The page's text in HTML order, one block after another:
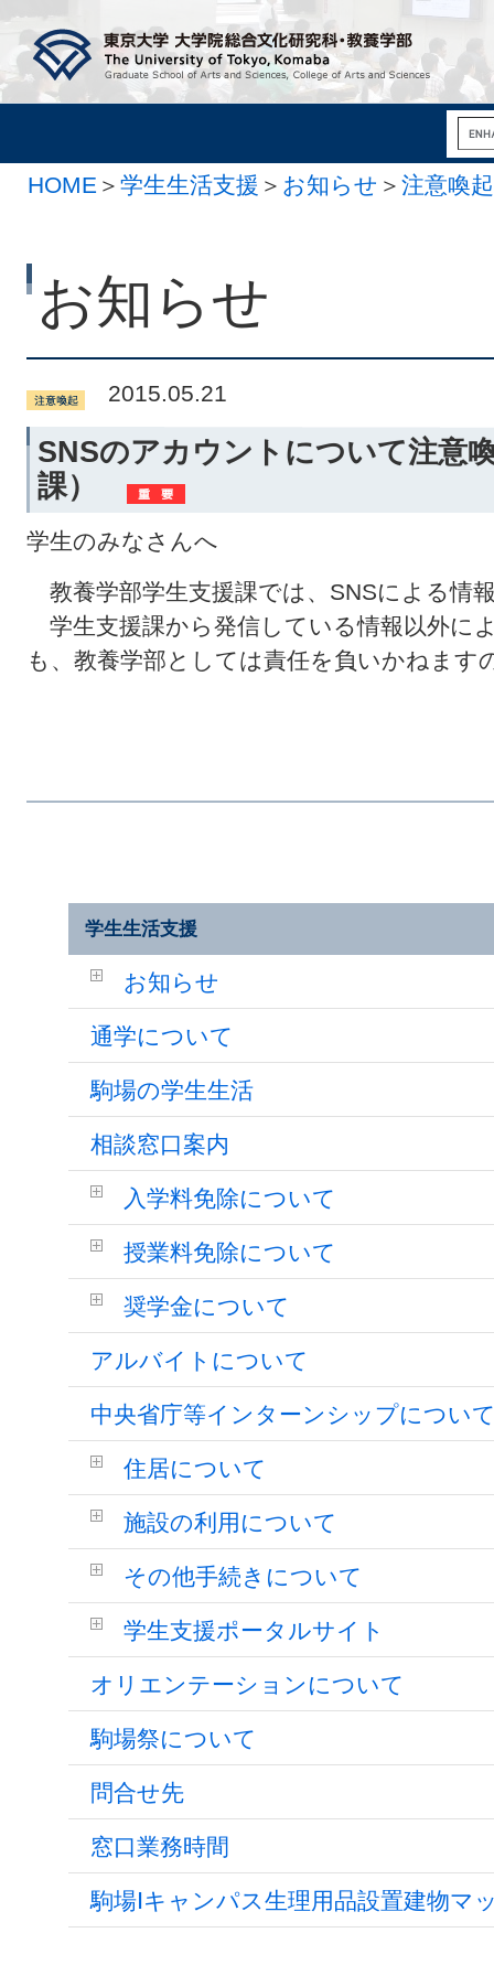
HOME ＞ 学生生活支援 ＞ お知らせ ＞ 注意喚起
お知らせ
2015.05.21
SNSのアカウントについて注意
課）
学生のみなさんへ
教養学部学生支援課では、SNSによる情
学生支援課から発信している情報以外に
も、教養学部としては責任を負いかねます
学生生活支援
お知らせ
通学について
駒場の学生生活
相談窓口案内
入学料免除について
授業料免除について
奨学金について
アルバイトについて
中央省庁等インターンシップについ
住居について
施設の利用について
その他手続きについて
学生支援ポータルサイト
オリエンテーションについて
駒場祭について
問合せ先
窓口業務時間
駒場Ⅰキャンパス生理用品設置建物マ